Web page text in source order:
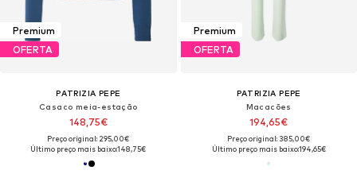
Premium
OFERTA
PATRIZIA PEPE
Casaco meia-estação
148,75€
Preço original: 295,00€
Último preço mais baixo:148,75€
Premium
OFERTA
PATRIZIA PEPE
Macacões
194,65€
Preço original: 385,00€
Último preço mais baixo:194,65€